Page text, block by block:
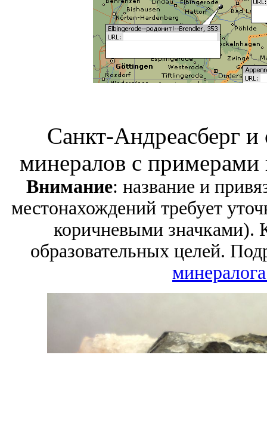
Санкт-Андреасберг
минералов с
Внимание: название и
местонахождений требует
коричневыми значками).
образовательных целей.